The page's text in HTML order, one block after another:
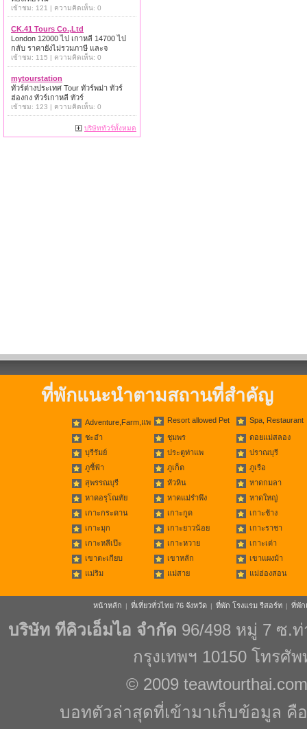
เข้าชม: 121 | ความคิดเห็น: 0
CK.41 Tours Co.,Ltd
London 12000 ไป เกาหลี 14700 ไป
กลับ ราคายังไม่รวมภาษี และจ
เข้าชม: 115 | ความคิดเห็น: 0
mytourstation
ทัวร์ต่างประเทศ Tour ทัวร์พม่า ทัวร์
ฮ่องกง ทัวร์เกาหลี ทัวร์
เข้าชม: 123 | ความคิดเห็น: 0
บริษัททัวร์ทั้งหมด
ที่พักแนะนำตามสถานที่สำคัญ
Adventure,Farm,แพ Resort allowed Pet Spa, Restaurant
ชะอำ ชุมพร
ดอยแม่สลอง
บุรีรัมย์
ประตูท่าแพ
ปราณบุรี
ภูชี้ฟ้า
ภูเก็ต
ภูเรือ
สุพรรณบุรี
หัวหิน
หาดกมลา
หาดอรุโณทัย
หาดแม่รำพึง
หาดใหญ่
เกาะกระดาน
เกาะกูด
เกาะช้าง
เกาะมุก
เกาะยาวน้อย
เกาะราชา
เกาะหลีเป๊ะ
เกาะหวาย
เกาะเต่า
เขาตะเกียบ
เขาหลัก
เขาแผงม้า
แม่ริม
แม่สาย แม่ฮ่องสอน
หน้าหลัก | ที่เที่ยวทั่วไทย 76 จังหวัด | ที่พัก โรงแรม รีสอร์ท | ที่พัก
บริษัท ทีคิวเอ็มไอ จำกัด 96/498 หมู่ 7 ซ.
กรุงเทพฯ 10150 โทรศั
© 2009 teawtourthai.com
บอทตัวล่าสุดที่เข้ามาเก็บข้อมูล คือ